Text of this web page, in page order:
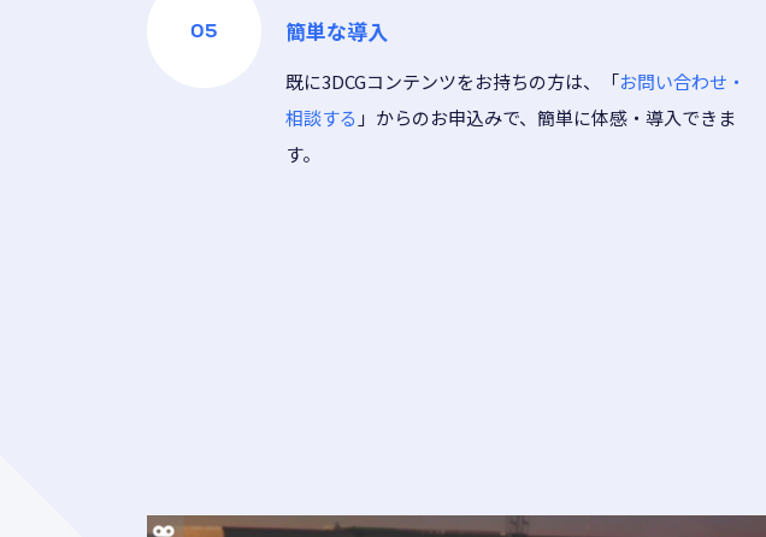
簡単な導入
既に3DCGコンテンツをお持ちの方は、「お問い合わせ・
相談する 」からのお申込みで、簡単に体感・導入できま
す。